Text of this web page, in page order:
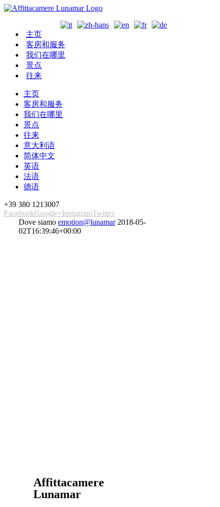
主页
客房和服务
我们在哪里
景点
往来
主页
客房和服务
我们在哪里
景点
往来
意大利语
简体中文
英语
法语
德语
+39 380 1213007
FacebookGoogle+InstagramTwitter
Dove siamo emotion@lunamar 2018-05-
02T16:39:46+00:00
Affittacamere
Lunamar